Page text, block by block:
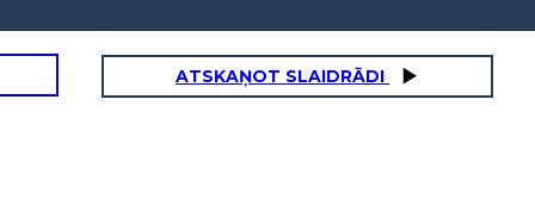
ATSKAŅOT SLAIDRĀDI